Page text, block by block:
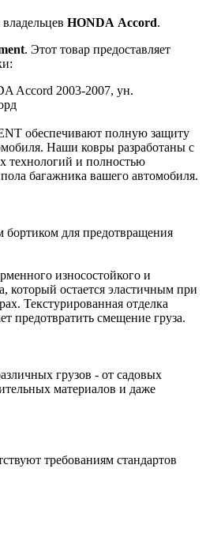
HONDA Accord.
. Этот товар предоставляет
Accord 2003-2007, ун.
обеспечивают полную защиту
Наши ковры разработаны с
технологий и полностью
багажника вашего автомобиля.
для предотвращения
износостойкого и
который остается эластичным при
Текстурированная отделка
предотвратить смещение груза.
грузов - от садовых
материалов и даже
требованиям стандартов